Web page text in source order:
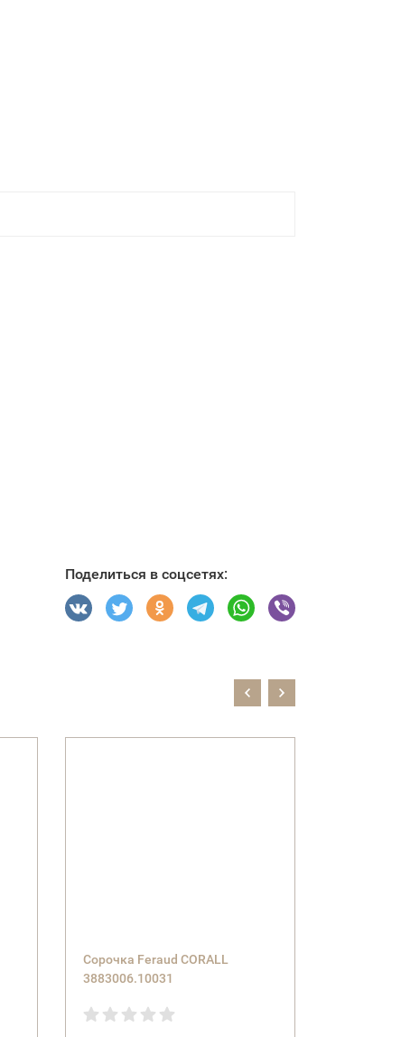
Поделиться в соцсетях:
Сорочка Feraud CORALL
3883006.10031